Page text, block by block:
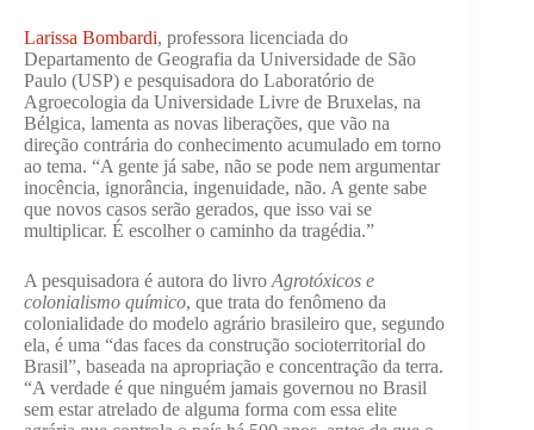
Larissa Bombardi, professora licenciada do
Departamento de Geografia da Universidade de São
Paulo (USP) e pesquisadora do Laboratório de
Agroecologia da Universidade Livre de Bruxelas, na
Bélgica, lamenta as novas liberações, que vão na
direção contrária do conhecimento acumulado em torno
ao tema. “A gente já sabe, não se pode nem argumentar
inocência, ignorância, ingenuidade, não. A gente sabe
que novos casos serão gerados, que isso vai se
multiplicar. É escolher o caminho da tragédia.”
A pesquisadora é autora do livro Agrotóxicos e
colonialismo químico, que trata do fenômeno da
colonialidade do modelo agrário brasileiro que, segundo
ela, é uma “das faces da construção socioterritorial do
Brasil”, baseada na apropriação e concentração da terra.
“A verdade é que ninguém jamais governou no Brasil
sem estar atrelado de alguma forma com essa elite